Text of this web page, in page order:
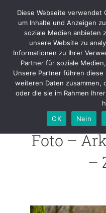
content
Foto –
Foto –
–
Diese Webseite verwendet
um Inhalte und Anzeigen
soziale Medien anbieten
unsere Website zu
Informationen zu Ihrer
Partner für soziale
Unsere Partner führen
weiteren Daten zusammen,
oder die sie im Rahmen
OK
Nein